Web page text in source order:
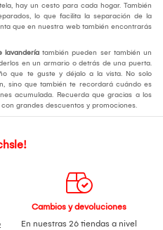
hay un cesto para cada hogar. También
lo que facilita la separación de la
que en nuestra web también encontrarás
lavandería también pueden ser también un
en un armario o detrás de una puerta.
que te guste y déjalo a la vista. No solo
sino que también te recordará cuándo es
acumulada. Recuerda que gracias a los
grandes descuentos y promociones.
Cambios y devoluciones
En nuestras 26 tiendas a nivel